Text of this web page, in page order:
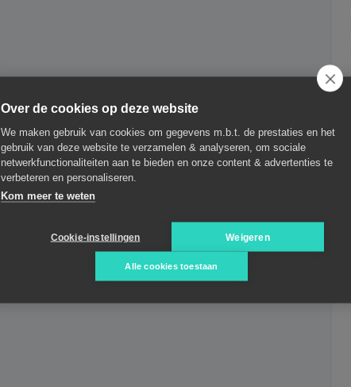
Over de cookies op deze website
We maken gebruik van cookies om gegevens m.b.t. de prestaties en het
gebruik van deze website te verzamelen & analyseren, om sociale
netwerkfunctionaliteiten aan te bieden en onze content & advertenties te
verbeteren en personaliseren.
Kom meer te weten
Cookie-instellingen Weigeren
Alle cookies toestaan